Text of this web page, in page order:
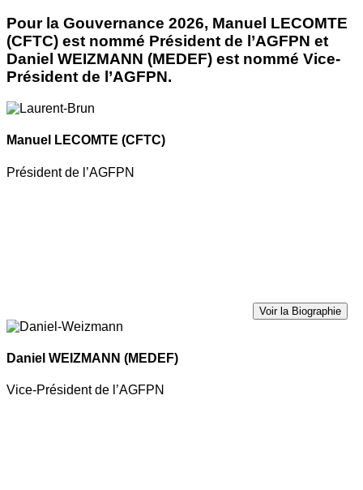
Pour la Gouvernance 2026, Manuel LECOMTE
(CFTC) est nommé Président de l’AGFPN et
Daniel WEIZMANN (MEDEF) est nommé Vice-
Président de l’AGFPN.
Manuel LECOMTE (CFTC)
Président de l’AGFPN
Voir la Biographie
Daniel WEIZMANN (MEDEF)
Vice-Président de l’AGFPN